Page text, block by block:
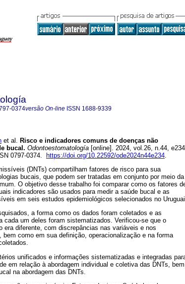
0374versão On-line ISSN 1688-9339
et al. Risco e indicadores comuns de doenças não
bucal. Odontoestomatología [online]. 2024, vol.26, n.44,
0797-0374.
https://doi.org/10.22592/ode2024n44e234.
(DNTs) compartilham fatores de risco para sua
bucais, que podem ser tratadas em conjunto por meio da
O objetivo desse trabalho foi comparar como os fatores
indicadores são usados para medir a saúde bucal e as
em seis estudos epidemiológicos selecionados no
a forma como os dados foram coletados e as
cada um deles foram sistematizados. Verificou-se que o
era diferente, com discrepâncias nas variáveis e nos
bem como em sua definição, operacionalização e na forma
unificados e informações sistematizadas e integradas
em relação à abordagem individual e coletiva das DNTs, bem
na abordagem das DNTs.